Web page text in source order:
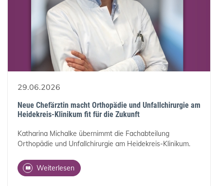
29.06.2026
Neue Chefärztin macht Orthopädie und Unfallchirurgie am
Heidekreis-Klinikum fit für die Zukunft
Katharina Michalke übernimmt die Fachabteilung
Orthopädie und Unfallchirurgie am Heidekreis-Klinikum.
Weiterlesen